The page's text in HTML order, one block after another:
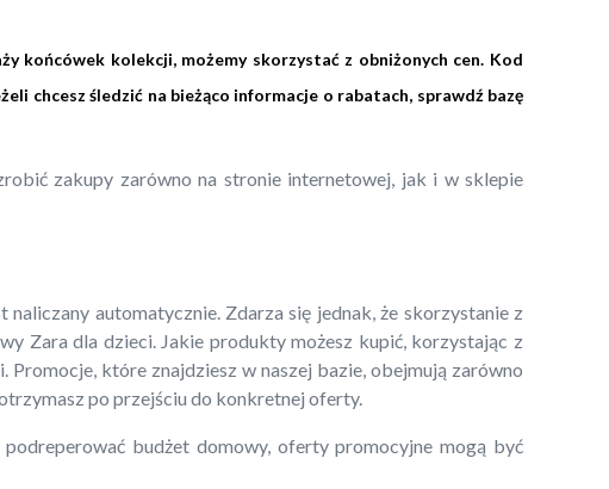
końcówek kolekcji, możemy skorzystać z obniżonych cen. Kod
chcesz śledzić na bieżąco informacje o rabatach, sprawdź bazę
zakupy zarówno na stronie internetowej, jak i w sklepie
automatycznie. Zdarza się jednak, że skorzystanie z
Zara dla dzieci. Jakie produkty możesz kupić, korzystając z
które znajdziesz w naszej bazie, obejmują zarówno
po przejściu do konkretnej oferty.
budżet domowy, oferty promocyjne mogą być